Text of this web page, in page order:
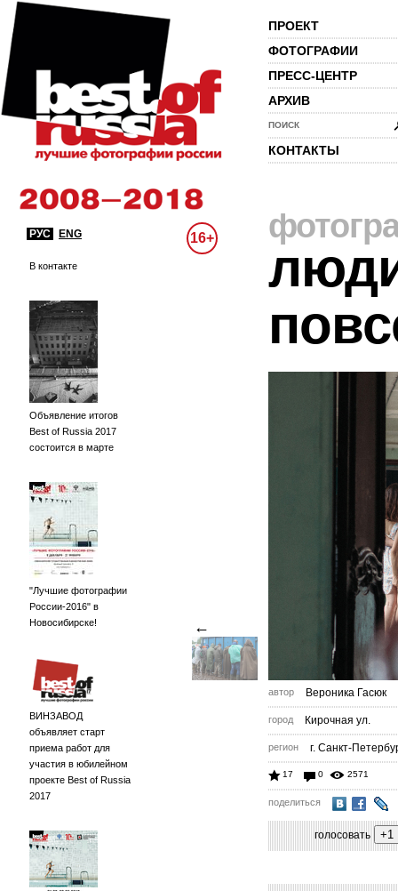
ПРОЕКТ
ФОТОГРАФИИ
ПРЕСС-ЦЕНТР
АРХИВ
ПОИСК
КОНТАКТЫ
РУС ENG 16+
В контакте
Объявление итогов
Best of Russia 2017
состоится в марте
"Лучшие фотографии
России-2016" в
Новосибирске!
ВИНЗАВОД
объявляет старт
приема работ для
участия в юбилейном
проекте Best of Russia
2017
←
автор Вероника Гасюк
город Кирочная ул.
регион г. Санкт-
17 0 2571
поделиться
голосовать